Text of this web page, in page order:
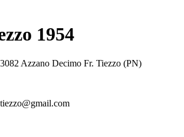
1954
Azzano Decimo Fr. Tiezzo (PN)